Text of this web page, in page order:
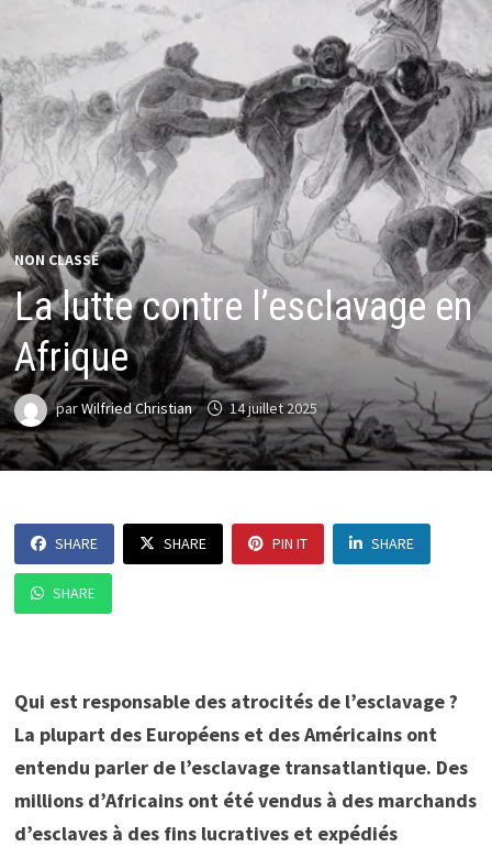
NON CLASSÉ
La lutte contre l’esclavage en
Afrique
parWilfried Christian 14 juillet 2025
SHARE SHARE PIN IT SHARE
SHARE
Qui est responsable des atrocités de l’esclavage ?
La plupart des Européens et des Américains ont
entendu parler de l’esclavage transatlantique. Des
millions d’Africains ont été vendus à des marchands
d’esclaves à des fins lucratives et expédiés